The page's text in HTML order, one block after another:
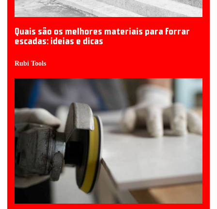
Quais são os melhores materiais para forrar
escadas: ideias e dicas
Rubi Tools